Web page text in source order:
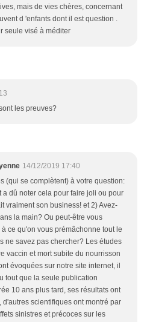
mais de vies chères, concernant
d 'enfants dont il est question .
seule visé à méditer
les preuves?
14/12/2019 17:40
(qui se complètent) à votre question:
a dû noter cela pour faire joli ou pour
vraiment son business! et 2) Avez-
la main? Ou peut-être vous
ce qu'on vous prémâchonne tout le
ne savez pas chercher? Les études
vaccin et mort subite du nourrisson
évoquées sur notre site internet, il
tout que la seule publication
10 ans plus tard, ses résultats ont
d'autres scientifiques ont montré par
sinistres et précoces sur les